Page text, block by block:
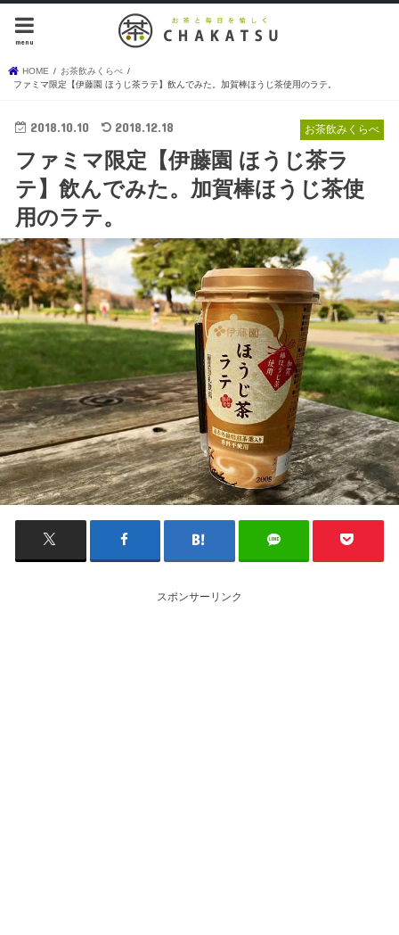
menu
HOME
お茶飲みくらべ
ファミマ限定【伊藤園 ほうじ茶ラテ】飲んでみた。加賀棒ほうじ茶使用のラテ。
お茶飲みくらべ
2018.10.10 2018.12.18
ファミマ限定【伊藤園 ほうじ茶ラ
テ】飲んでみた。加賀棒ほうじ茶使
用のラテ。
スポンサーリンク